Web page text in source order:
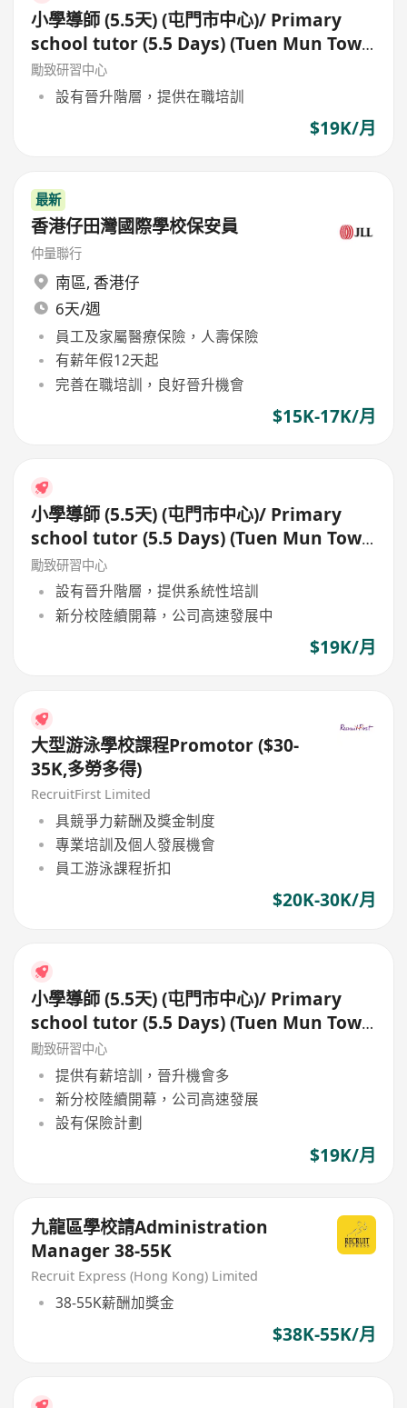
小學導師 (5.5天) (屯門市中心)/ Primary
school tutor (5.5 Days) (Tuen Mun Town
Centre)
勵致研習中心
設有晉升階層，提供在職培訓
$19K/月
最新
香港仔田灣國際學校保安員
仲量聯行
南區, 香港仔
6天/週
員工及家屬醫療保險，人壽保險
有薪年假12天起
完善在職培訓，良好晉升機會
$15K-17K/月
小學導師 (5.5天) (屯門市中心)/ Primary
school tutor (5.5 Days) (Tuen Mun Town
Centre)
勵致研習中心
設有晉升階層，提供系統性培訓
新分校陸續開幕，公司高速發展中
$19K/月
大型游泳學校課程Promotor ($30-
35K,多勞多得)
RecruitFirst Limited
具競爭力薪酬及獎金制度
專業培訓及個人發展機會
員工游泳課程折扣
$20K-30K/月
小學導師 (5.5天) (屯門市中心)/ Primary
school tutor (5.5 Days) (Tuen Mun Town
Centre)
勵致研習中心
提供有薪培訓，晉升機會多
新分校陸續開幕，公司高速發展
設有保險計劃
$19K/月
九龍區學校請Administration
Manager 38-55K
Recruit Express (Hong Kong) Limited
38-55K薪酬加獎金
$38K-55K/月